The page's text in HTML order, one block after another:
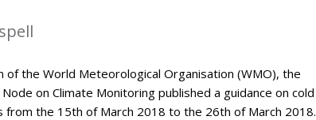
of the World Meteorological Organisation (WMO), the
on Climate Monitoring published a guidance on cold
the 15th of March 2018 to the 26th of March 2018.